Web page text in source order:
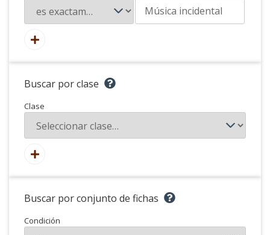
Buscar por clase
Clase
Buscar por conjunto de fichas
Condición